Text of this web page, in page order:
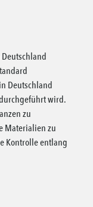
Deutschland
wird.
zu
Materialien zu
Kontrolle entlang